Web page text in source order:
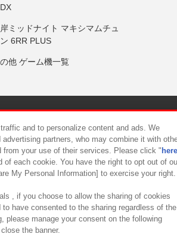
ミッドナイト マキシマムチュ
6RR PLUS
他 ゲーム機一覧
供について カスタマーハラスメント対応方
and to personalize content and ads. We
partners, who may combine it with
your use of their services. Please click " here
each cookie. You have the right to opt out of
My Personal Information] to exercise your right.
, if you choose to allow the sharing of cookies
have consented to the sharing regardless of the
please manage your consent on the following
the banner.